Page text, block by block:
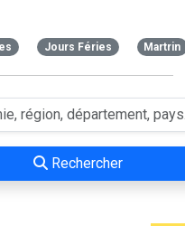
Jours Féries Martrin
Rechercher